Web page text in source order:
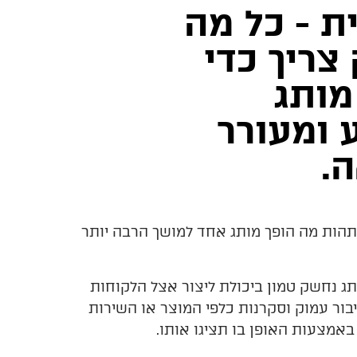
- כל מה
כדי
ומעורר
מה הופך מותג אחד למושך הרבה יותר
נחשק טמון ביכולת ליצור אצל הלקוחות
עמוק וסקרנות כלפי המוצר או השירות
האופן בו תציגו אותו.